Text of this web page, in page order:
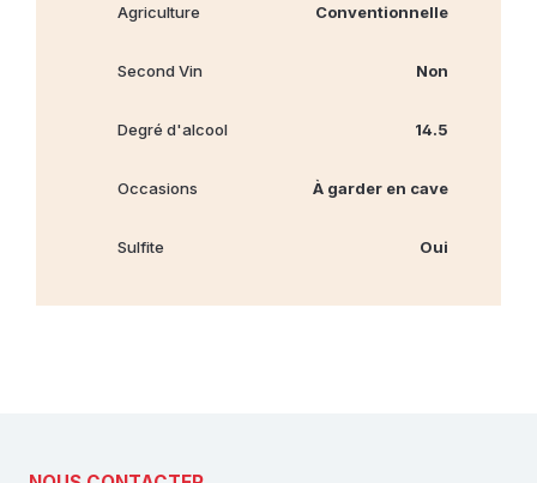
Agriculture Conventionnelle
Second Vin Non
Degré d'alcool 14.5
Occasions À garder en cave
Sulfite Oui